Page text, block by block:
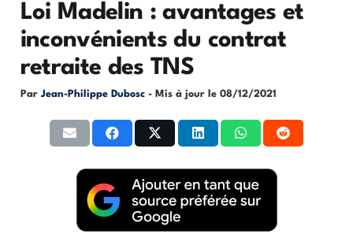
Loi Madelin : avantages et
inconvénients du contrat
retraite des TNS
Par Jean-Philippe Dubosc - Mis à jour le 08/12/2021